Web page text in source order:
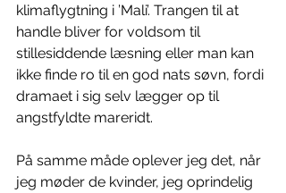
klimaflygtning i ’Mali’. Trangen til at
handle bliver for voldsom til
stillesiddende læsning eller man kan
ikke finde ro til en god nats søvn, fordi
dramaet i sig selv lægger op til
angstfyldte mareridt.
På samme måde oplever jeg det, når
jeg møder de kvinder, jeg oprindelig